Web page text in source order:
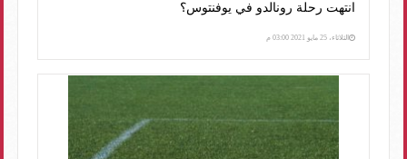
انتهت رحلة رونالدو في يوفنتوس؟
الثلاثاء، 25 مايو 2021 03:00 م